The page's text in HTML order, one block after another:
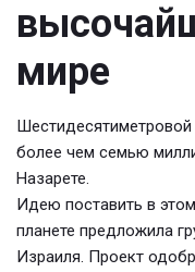
мире
более чем семью
Назарете.
Идею поставить в
планете предложила
Израиля. Проект